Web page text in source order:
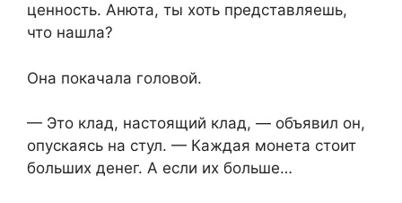
ценность. Анюта, ты хоть представляешь,
что нашла?
Она покачала головой.
— Это клад, настоящий клад, — объявил он,
опускаясь на стул. — Каждая монета стоит
больших денег. А если их больше…